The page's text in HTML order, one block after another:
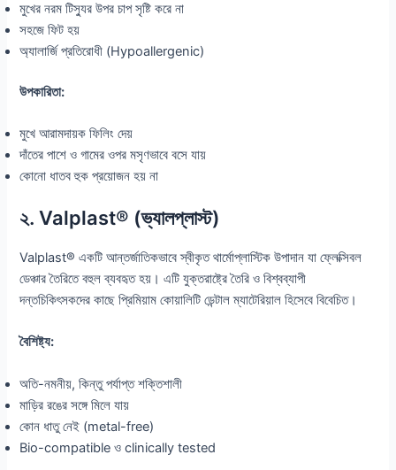
মুখের নরম টিস্যুর উপর চাপ সৃষ্টি করে না
সহজে ফিট হয়
অ্যালার্জি প্রতিরোধী (Hypoallergenic)
উপকারিতা:
মুখে আরামদায়ক ফিলিং দেয়
দাঁতের পাশে ও গামের ওপর মসৃণভাবে বসে যায়
কোনো ধাতব হুক প্রয়োজন হয় না
২. Valplast® (ভ্যালপ্লাস্ট)
Valplast® একটি আন্তর্জাতিকভাবে স্বীকৃত থার্মোপ্লাস্টিক উপাদান যা ফ্লেক্সিবল
ডেঞ্চার তৈরিতে বহুল ব্যবহৃত হয়। এটি যুক্তরাষ্ট্রে তৈরি ও বিশ্বব্যাপী
দন্তচিকিৎসকদের কাছে প্রিমিয়াম কোয়ালিটি ডেন্টাল ম্যাটেরিয়াল হিসেবে বিবেচিত।
বৈশিষ্ট্য:
অতি-নমনীয়, কিন্তু পর্যাপ্ত শক্তিশালী
মাড়ির রঙের সঙ্গে মিলে যায়
কোন ধাতু নেই (metal-free)
Bio-compatible ও clinically tested